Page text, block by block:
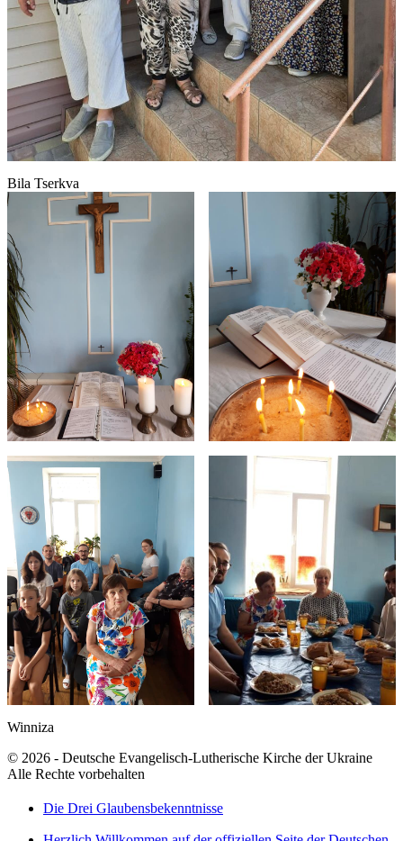
Bila Tserkva
Winniza
© 2026 - Deutsche Evangelisch-Lutherische Kirche der Ukraine
Alle Rechte vorbehalten
Die Drei Glaubensbekenntnisse